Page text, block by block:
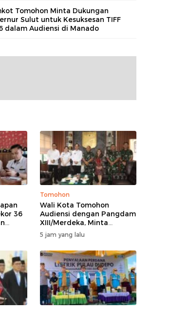
Tomohon Minta Dukungan
Sulut untuk Kesuksesan TIFF
dalam Audiensi di Manado
36
Tomohon
Wali Kota Tomohon
Audiensi dengan Pangdam
XIII/Merdeka, Minta
Dukungan Keamanan
untuk TIFF 2026
5 jam yang lalu